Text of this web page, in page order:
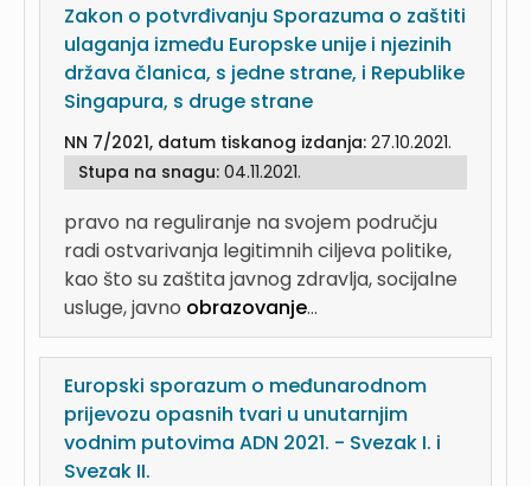
Zakon o potvrđivanju Sporazuma o zaštiti
ulaganja između Europske unije i njezinih
država članica, s jedne strane, i Republike
Singapura, s druge strane
NN 7/2021, datum tiskanog izdanja: 27.10.2021.
Stupa na snagu: 04.11.2021.
pravo na reguliranje na svojem području
radi ostvarivanja legitimnih ciljeva politike,
kao što su zaštita javnog zdravlja, socijalne
usluge, javno obrazovanje...
Europski sporazum o međunarodnom
prijevozu opasnih tvari u unutarnjim
vodnim putovima ADN 2021. - Svezak I. i
Svezak II.